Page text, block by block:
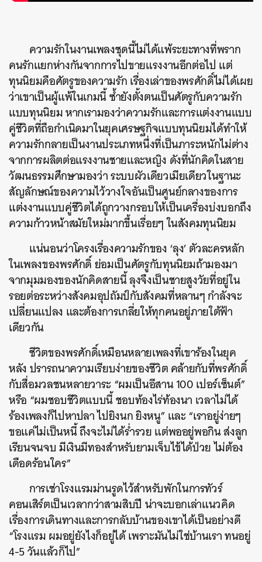
ความรักในงานเพลงชุดนี้ไม่ได้แพ้ระยะทางที่พราก
คนรักแยกห่างกันจากการไปขายแรงงานอีกต่อไป แต่
ทุนนิยมคือศัตรูของความรัก เรื่องเล่าของพรศักดิ์ไม่ได้เผย
ว่าเขาเป็นผู้แพ้ในเกมนี้ ซ้ำยังตั้งตนเป็นศัตรูกับความรัก
แบบทุนนิยม หากเรามองว่าความรักและการแต่งงานแบบ
คู่ชีวิตที่ถือกําเนิดมาในยุคเศรษฐกิจแบบทุนนิยมได้ทำให้
ความรักกลายเป็นงานประเภทหนึ่งที่เป็นภาระหนักไม่ต่าง
จากการผลิตต่อแรงงานชายและหญิง ดังที่นักคิดในสาย
วัฒนธรรมศึกษามองว่า ระบบผัวเดียวเมียเดียวในฐานะ
สัญลักษณ์ของความไว้วางใจอันเป็นศูนย์กลางของการ
แต่งงานแบบคู่ชีวิตได้ถูกวางกรอบให้เป็นเครื่องบ่งบอกถึง
ความก้าวหน้าสมัยใหม่มากขึ้นเรื่อยๆ ในสังคมทุนนิยม
แน่นอนว่าโครงเรื่องความรักของ ‘ลุง’ ตัวละครหลัก
ในเพลงของพรศักดิ์ ย่อมเป็นศัตรูกับทุนนิยมถ้ามองมา
จากมุมมองของนักคิดสายนี้ ลุงจึงเป็นชายสูงวัยที่อยู่ใน
รอยต่อระหว่างสังคมอุปถัมป์กับสังคมที่หลานๆ กำลังจะ
เปลี่ยนแปลง และต้องการเกลี่ยให้ทุกคนอยู่ภายใต้ฟ้า
เดียวกัน
ชีวิตของพรศักดิ์เหมือนหลายเพลงที่เขาร้องในยุค
หลัง ปรารถนาความเรียบง่ายของชีวิต คล้ายกับที่พรศักดิ์
กับสื่อมวลชนหลายวาระ “ผมเป็นอีสาน 100 เปอร์เซ็นต์”
หรือ “ผมชอบชีวิตแบบนี้ ชอบท้องไร่ท้องนา เวลาไม่ได้
ร้องเพลงก็ไปหาปลา ไปยิงนก ยิงหนู” และ “เราอยู่ง่ายๆ
ขอแค่ไม่เป็นหนี้ ถึงจะไม่ได้ร่ำรวย แต่พออยู่พอกิน ส่งลูก
เรียนจนจบ มีเงินมีทองสำหรับยามเจ็บไข้ได้ป่วย ไม่ต้อง
เดือดร้อนใคร”
การเช่าโรงแรมม่านรูดไว้สำหรับพักในการทัวร์
คอนเสิร์ตเป็นเวลากว่าสามสิบปี น่าจะบอกเล่าแนวคิด
เรื่องการเดินทางและการกลับบ้านของเขาได้เป็นอย่างดี
“โรงแรม ผมอยู่ยังไงก็อยู่ได้ เพราะมันไม่ใช่บ้านเรา ทนอยู่
4-5 วันแล้วก็ไป”